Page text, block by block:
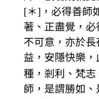
[＊]，必得善師
著、正盡覺，
不可意，亦於長
益，安隱快樂，
種，剎利、梵志
師，是謂勝如